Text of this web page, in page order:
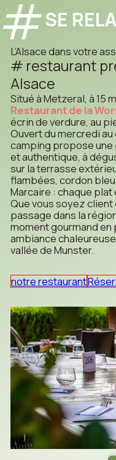
SE
L’Alsace dans votre
restaurant
Alsace
Situé à Metzeral, à 15
Restaurant de la
écrin de verdure, au
Ouvert du mercredi
camping propose une
et authentique, à
sur la terrasse
flambées, cordon
Marcaire : chaque
Que vous soyez
passage dans la
moment gourmand en
ambiance
vallée de Munster.
notre restaurant